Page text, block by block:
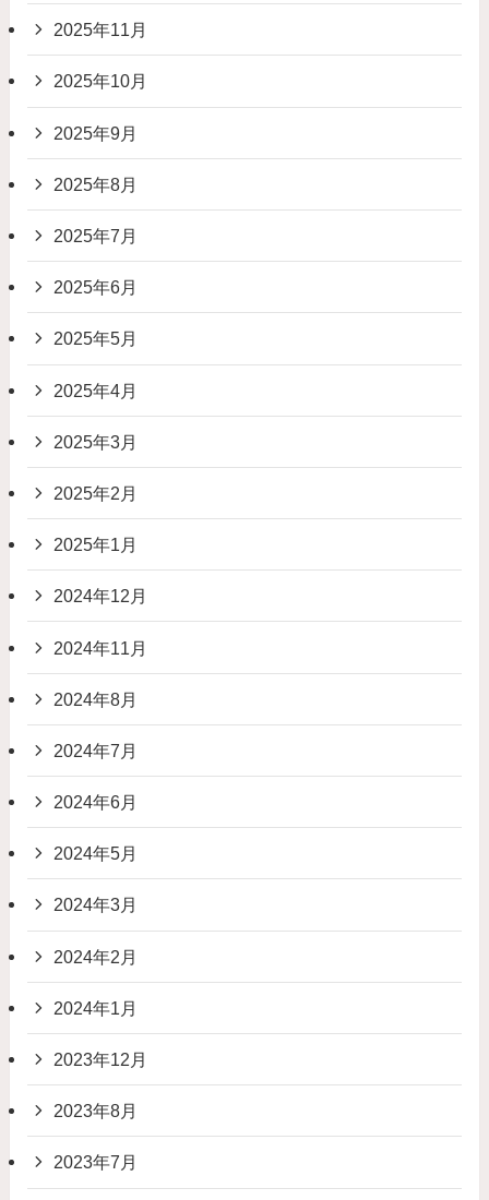
2025年11月
2025年10月
2025年9月
2025年8月
2025年7月
2025年6月
2025年5月
2025年4月
2025年3月
2025年2月
2025年1月
2024年12月
2024年11月
2024年8月
2024年7月
2024年6月
2024年5月
2024年3月
2024年2月
2024年1月
2023年12月
2023年8月
2023年7月